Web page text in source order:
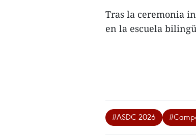
Tras la ceremonia
en la escuela
#ASDC 2026